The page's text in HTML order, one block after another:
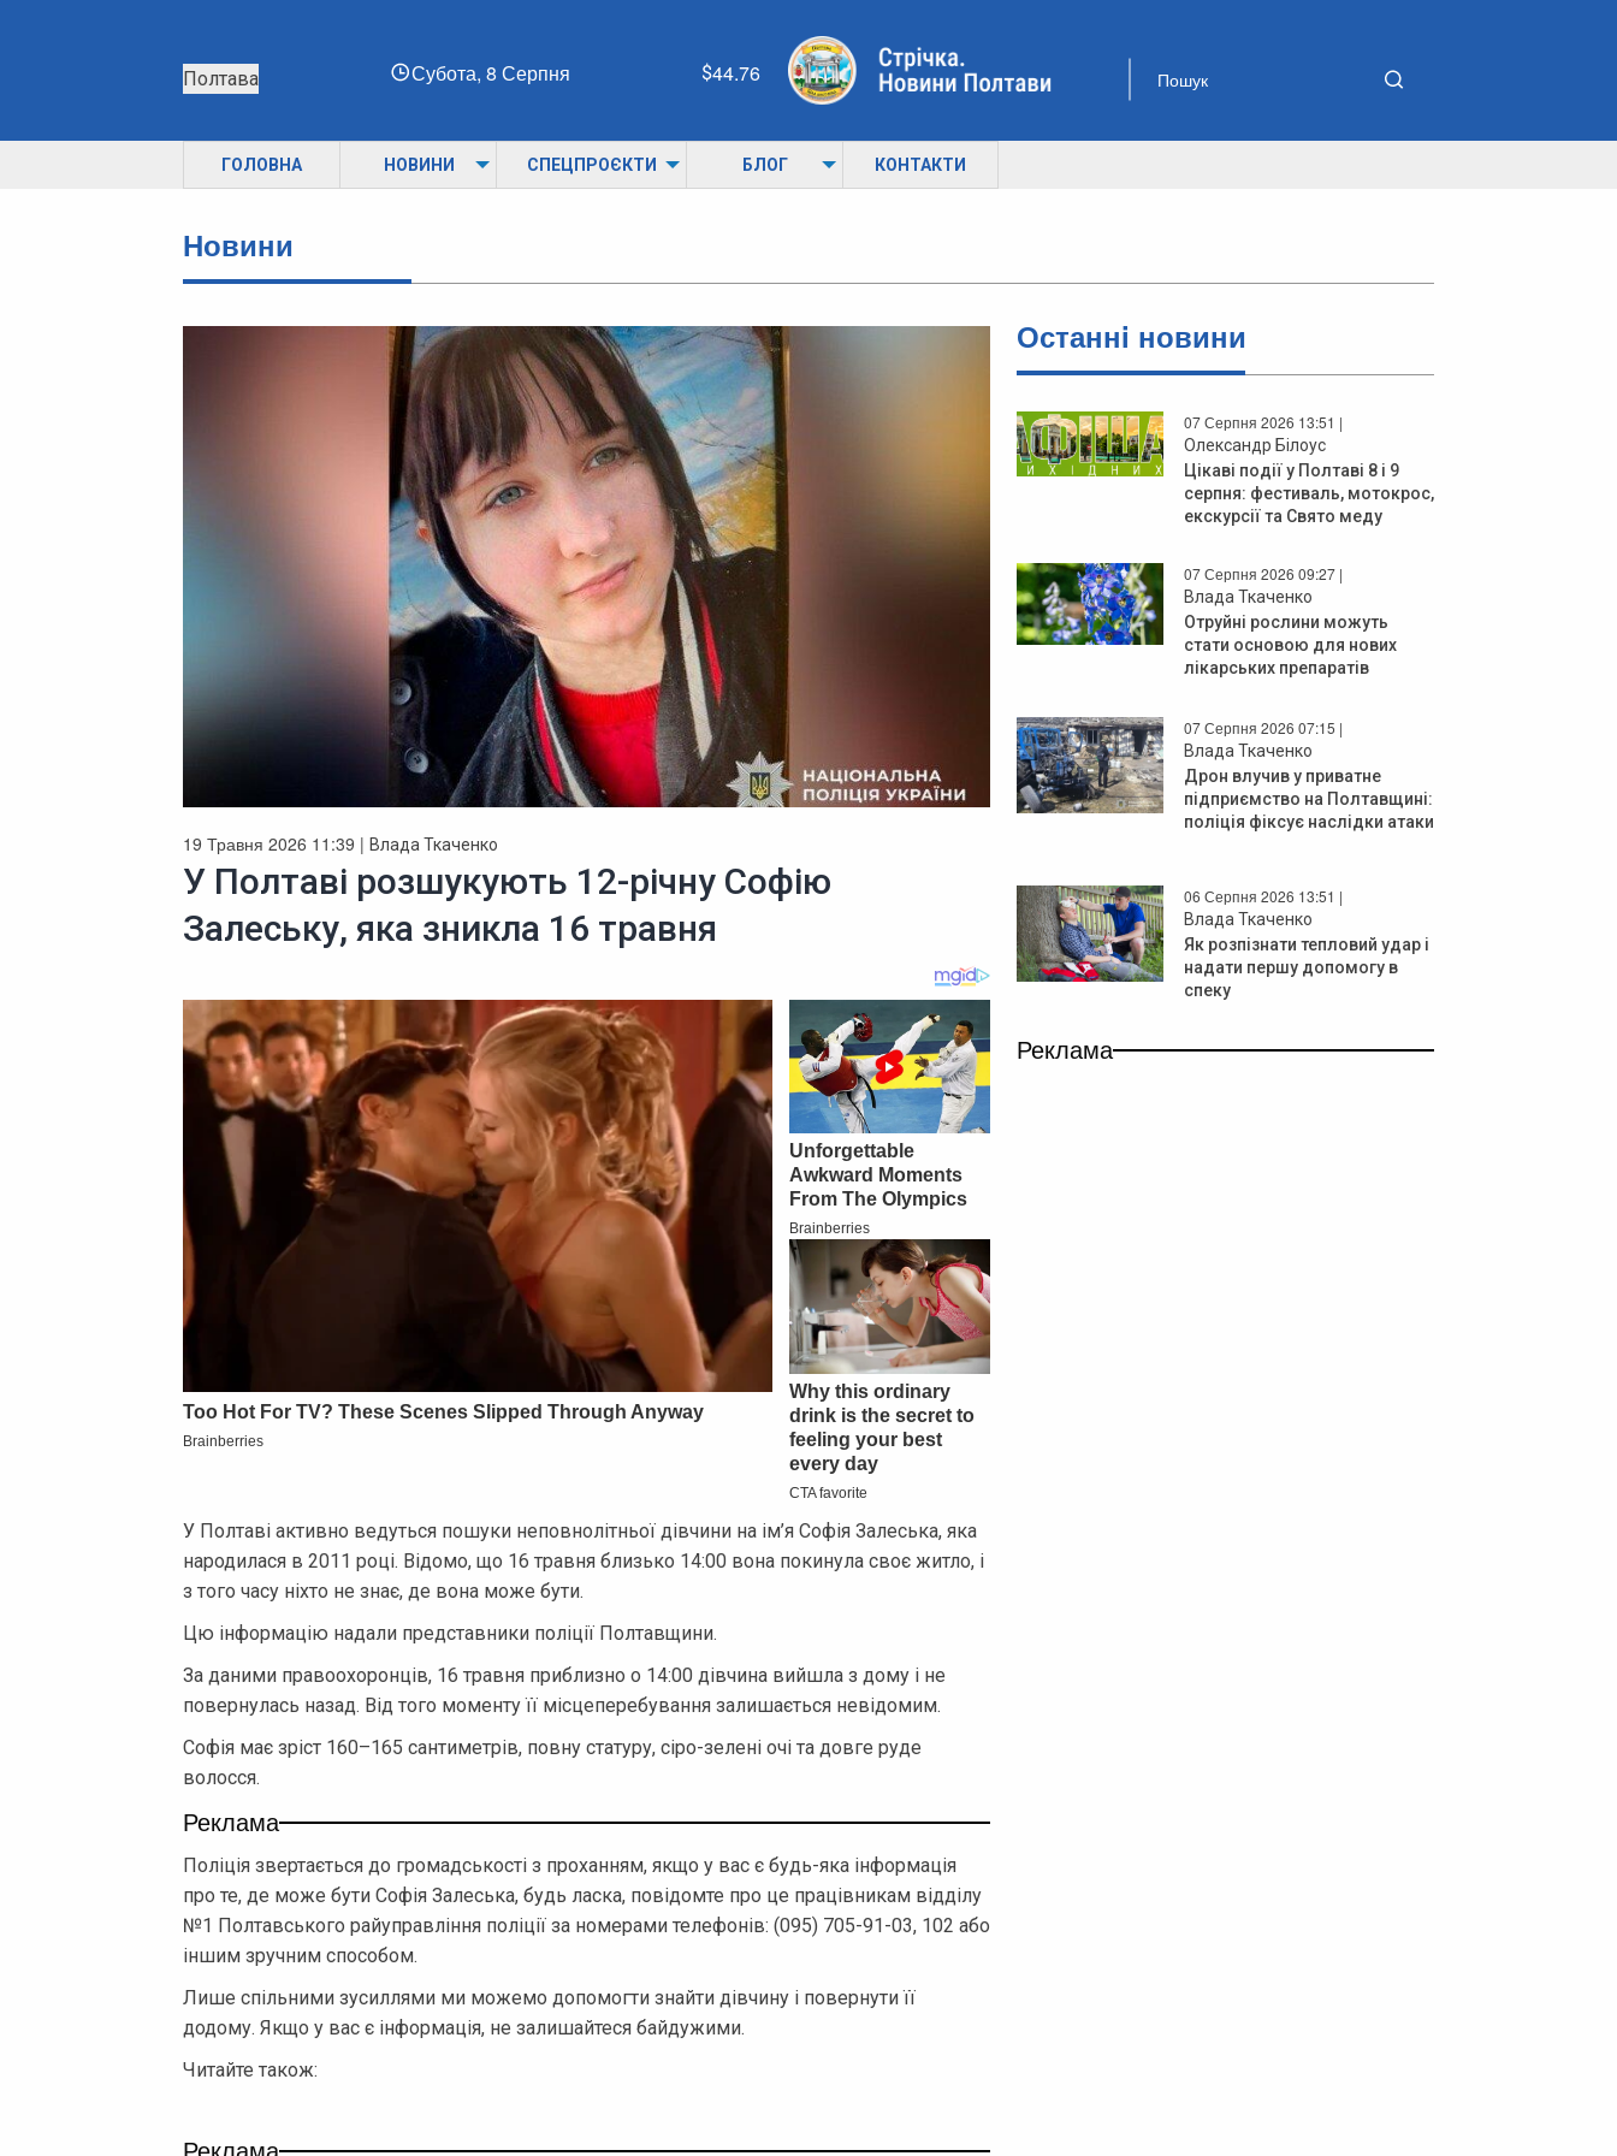
Полтава Субота, 8 Серпня 44.76
ГОЛОВНА НОВИНИ СПЕЦПРОЄКТИ БЛОГ КОНТАКТИ
Новини
19 Травня 2026 11:39 | Влада Ткаченко
У Полтаві розшукують 12-річну Софію
Залеську, яка зникла 16 травня
У Полтаві активно ведуться пошуки неповнолітньої дівчини на ім’я Софія Залеська, яка
народилася в 2011 році. Відомо, що 16 травня близько 14:00 вона покинула своє житло, і
з того часу ніхто не знає, де вона може бути.
Цю інформацію надали представники поліції Полтавщини.
За даними правоохоронців, 16 травня приблизно о 14:00 дівчина вийшла з дому і не
повернулась назад. Від того моменту її місцеперебування залишається невідомим.
Софія має зріст 160–165 сантиметрів, повну статуру, сіро-зелені очі та довге руде
волосся.
Реклама
Поліція звертається до громадськості з проханням, якщо у вас є будь-яка інформація
про те, де може бути Софія Залеська, будь ласка, повідомте про це працівникам відділу
№1 Полтавського райуправління поліції за номерами телефонів: (095) 705-91-03, 102 або
іншим зручним способом.
Лише спільними зусиллями ми можемо допомогти знайти дівчину і повернути її
додому. Якщо у вас є інформація, не залишайтеся байдужими.
Читайте також:
Останнi новини
07 Серпня 2026 13:51 |
Олександр Білоус
Цікаві події у Полтаві 8 і 9
серпня: фестиваль, мотокрос,
екскурсії та Свято меду
07 Серпня 2026 09:27 |
Влада Ткаченко
Отруйні рослини можуть
стати основою для нових
лікарських препаратів
07 Серпня 2026 07:15 |
Влада Ткаченко
Дрон влучив у приватне
підприємство на Полтавщині:
поліція фіксує наслідки атаки
06 Серпня 2026 13:51 |
Влада Ткаченко
Як розпізнати тепловий удар і
надати першу допомогу в
спеку
Реклама